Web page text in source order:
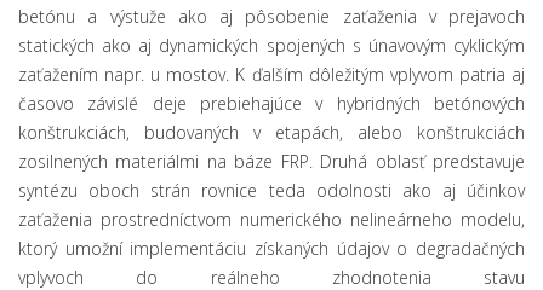
betónu a výstuže ako aj pôsobenie zaťaženia v prejavoch
statických ako aj dynamických spojených s únavovým cyklickým
zaťažením napr. u mostov. K ďalším dôležitým vplyvom patria aj
časovo závislé deje prebiehajúce v hybridných betónových
konštrukciách, budovaných v etapách, alebo konštrukciách
zosilnených materiálmi na báze FRP. Druhá oblasť predstavuje
syntézu oboch strán rovnice teda odolnosti ako aj účinkov
zaťaženia prostredníctvom numerického nelineárneho modelu,
ktorý umožní implementáciu získaných údajov o degradačných
vplyvoch do reálneho zhodnotenia stavu